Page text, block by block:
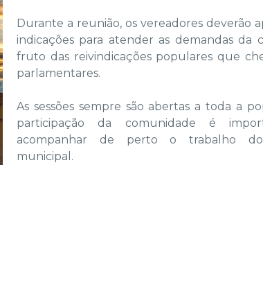
Durante a reunião, os vereadores deverão
indicações para atender as demandas da
fruto das reivindicações populares que
parlamentares.
As sessões sempre são abertas a toda a
participação da comunidade é
acompanhar de perto o trabalho do
municipal.